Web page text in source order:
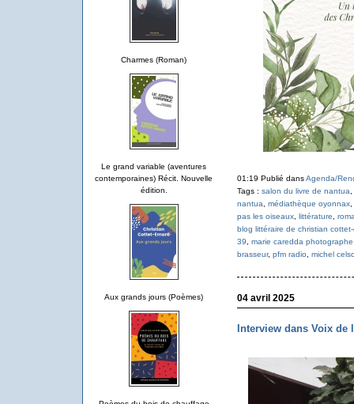
Charmes (Roman)
Le grand variable (aventures
contemporaines) Récit. Nouvelle
édition.
Aux grands jours (Poèmes)
01:19 Publié dansAgenda/
Tags : salon du livre de nantua,
nantua, médiathèque oyonnax,
pas les oiseaux, littérature,
blog littéraire de christian
39, marie caredda photographe
brasseur, pfm radio, michel
04 avril 2025
Interview dans Voix de